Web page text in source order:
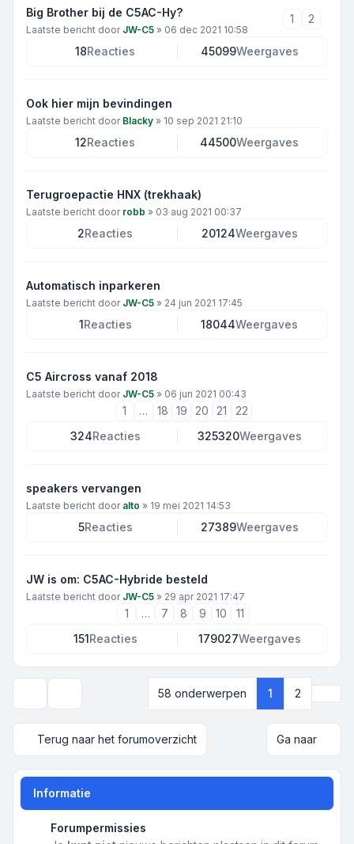
Big Brother bij de C5AC-Hy?
Laatste bericht door JW-C5 » 06 dec 2021 10:58
1 2
18Reacties 45099Weergaves
Ook hier mijn bevindingen
Laatste bericht door Blacky » 10 sep 2021 21:10
12Reacties 44500Weergaves
Terugroepactie HNX (trekhaak)
Laatste bericht door robb » 03 aug 2021 00:37
2Reacties 20124Weergaves
Automatisch inparkeren
Laatste bericht door JW-C5 » 24 jun 2021 17:45
1Reacties 18044Weergaves
C5 Aircross vanaf 2018
Laatste bericht door JW-C5 » 06 jun 2021 00:43
1 … 18 19 20 21
22
324Reacties 325320Weergaves
speakers vervangen
Laatste bericht door alto » 19 mei 2021 14:53
5Reacties 27389Weergaves
JW is om: C5AC-Hybride besteld
Laatste bericht door JW-C5 » 29 apr 2021 17:47
1 … 7 8 9 10
11
151Reacties 179027Weergaves
Weergave- en sorteeropties
58 onderwerpen 1 2
Terug naar het forumoverzicht Ga naar
Informatie
Forumpermissies